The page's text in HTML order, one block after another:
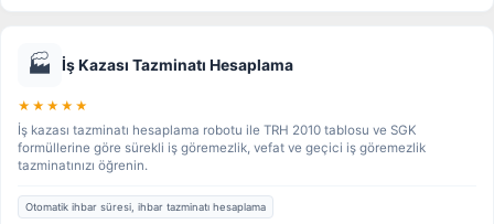
🏭 İş Kazası Tazminatı Hesaplama
★★★★★
İş kazası tazminatı hesaplama robotu ile TRH 2010 tablosu ve SGK
formüllerine göre sürekli iş göremezlik, vefat ve geçici iş göremezlik
tazminatınızı öğrenin.
Otomatik ihbar süresi, ihbar tazminatı hesaplama